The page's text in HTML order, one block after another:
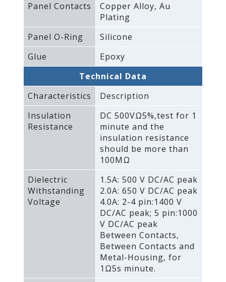
Panel Contacts
Copper Alloy‚ Au
Plating
Panel O-Ring
Silicone
Glue
Epoxy
Technical Data
Characteristics
Description
Insulation
Resistance
DC 500VΩ5%‚test for 1
minute and the
insulation resistance
should be more than
100MΩ
Dielectric
Withstanding
Voltage
1.5A: 500 V DC/AC peak
2.0A: 650 V DC/AC peak
4.0A: 2-4 pin:1400 V
DC/AC peak; 5 pin:1000
V DC/AC peak
Between Contacts‚
Between Contacts and
Metal-Housing‚ for
1Ω5s minute.